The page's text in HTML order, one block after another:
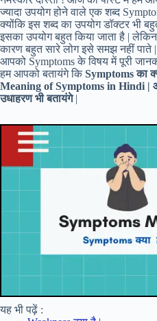
ज्यादा उपयोग होने वाले एक शब्द
क्योंकि इस शब्द का उपयोग डॉक्टर भी
इसका उपयोग बहुत किया जाता है |
कारण बहुत सारे लोग इसे समझ नहीं पाते
आपको Symptoms के विषय में पूरी
हम आपको बतायंगे कि Symptoms का
Meaning of Symptoms in Hindi
उधाहरण भी बतायंगे|
यह भी पढ़ें :